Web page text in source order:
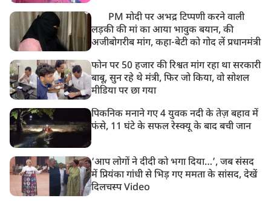
आज बलिया में होगा अंतिम संस्कार
PM मोदी पर अभद्र टिप्पणी करने वाली
लड़की की मां का आया भावुक बयान, की
अजीबोगरीब मांग, कहा-बेटी को गोद लें प्रधानमंत्री
फोन पर 50 हजार की रिश्वत मांग रहा था सरकारी
बाबू, सुन रहे थे मंत्री, फिर जो किया, वो सोशल
मीडिया पर छा गया
पिकनिक मनाने गए 4 युवक नदी के तेज़ बहाव में
फंसे, 11 घंटे के सफल रेस्क्यू के बाद बची जान
‘आप लोगों ने दीदी को भगा दिया…’, जब संसद
में प्रियंका गांधी से भिड़ गए ममता के सांसद, देखें
दिलचस्प Video